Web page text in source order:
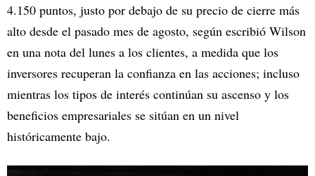
4.150 puntos, justo por debajo de su precio de cierre más
alto desde el pasado mes de agosto, según escribió Wilson
en una nota del lunes a los clientes, a medida que los
inversores recuperan la confianza en las acciones; incluso
mientras los tipos de interés continúan su ascenso y los
beneficios empresariales se sitúan en un nivel
históricamente bajo.